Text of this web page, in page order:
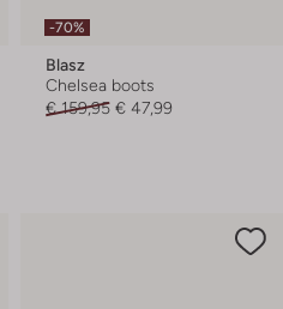
-70%
Blasz
Chelsea boots
€ 159,95 € 47,99